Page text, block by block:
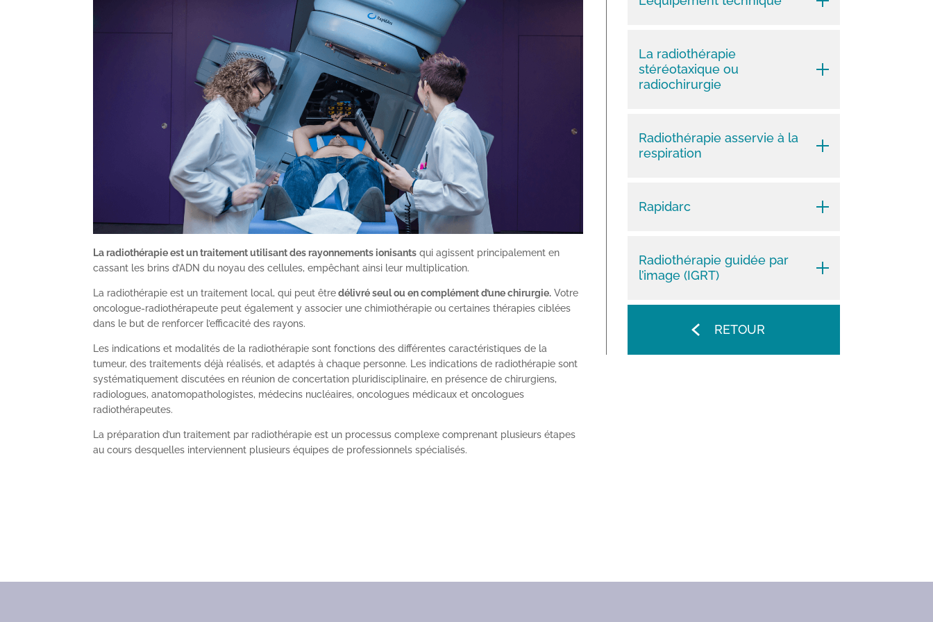
La radiothérapie est un traitement utilisant des rayonnements ionisants qui agissent principalement en
cassant les brins d’ADN du noyau des cellules, empêchant ainsi leur multiplication.
La radiothérapie est un traitement local, qui peut êtredélivré seul ou en complément d’une chirurgie. Votre
oncologue-radiothérapeute peut également y associer une chimiothérapie ou certaines thérapies ciblées
dans le but de renforcer l’efficacité des rayons.
Les indications et modalités de la radiothérapie sont fonctions des différentes caractéristiques de la
tumeur, des traitements déjà réalisés, et adaptés à chaque personne. Les indications de radiothérapie sont
systématiquement discutées en réunion de concertation pluridisciplinaire, en présence de chirurgiens,
radiologues, anatomopathologistes, médecins nucléaires, oncologues médicaux et oncologues
radiothérapeutes.
La préparation d’un traitement par radiothérapie est un processus complexe comprenant plusieurs étapes
au cours desquelles interviennent plusieurs équipes de professionnels spécialisés.
La radiothérapie
stéréotaxique ou
radiochirurgie
Radiothérapie asservie à la
respiration
Rapidarc
Radiothérapie guidée par
l’image (IGRT)
RETOUR